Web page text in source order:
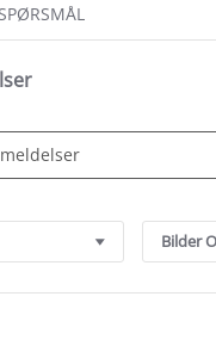
SPØRSMÅL
Bilder